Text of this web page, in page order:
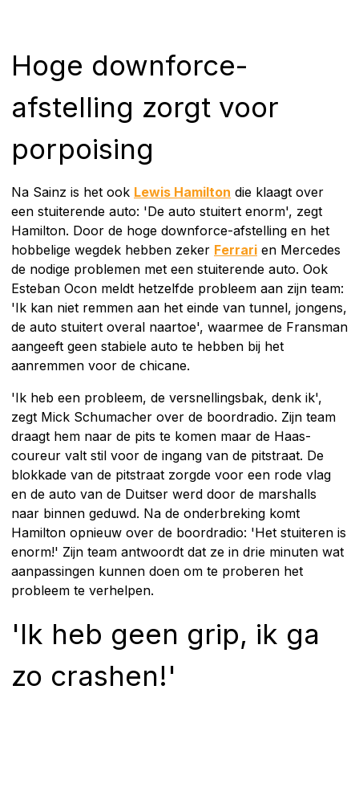
Hoge downforce-
afstelling zorgt voor
porpoising
Na Sainz is het ook Lewis Hamilton die klaagt over
een stuiterende auto: 'De auto stuitert enorm', zegt
Hamilton. Door de hoge downforce-afstelling en het
hobbelige wegdek hebben zeker Ferrari en Mercedes
de nodige problemen met een stuiterende auto. Ook
Esteban Ocon meldt hetzelfde probleem aan zijn team:
'Ik kan niet remmen aan het einde van tunnel, jongens,
de auto stuitert overal naartoe', waarmee de Fransman
aangeeft geen stabiele auto te hebben bij het
aanremmen voor de chicane.
'Ik heb een probleem, de versnellingsbak, denk ik',
zegt Mick Schumacher over de boordradio. Zijn team
draagt hem naar de pits te komen maar de Haas-
coureur valt stil voor de ingang van de pitstraat. De
blokkade van de pitstraat zorgde voor een rode vlag
en de auto van de Duitser werd door de marshalls
naar binnen geduwd. Na de onderbreking komt
Hamilton opnieuw over de boordradio: 'Het stuiteren is
enorm!' Zijn team antwoordt dat ze in drie minuten wat
aanpassingen kunnen doen om te proberen het
probleem te verhelpen.
'Ik heb geen grip, ik ga
zo crashen!'